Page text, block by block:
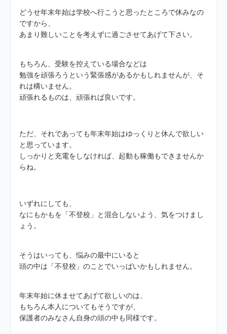
どうせ年末年始は学校へ行こうと思ったところで休みなの
ですから、
あまり難しいことを考えずに過ごさせてあげて下さい。
もちろん、受験を控えている場合などは
勉強を頑張ろうという緊張感があるかもしれませんが、そ
れは構いません。
頑張れるものは、頑張れば良いです。
ただ、それであっても年末年始はゆっくりと休んで欲しい
と思っています。
しっかりと充電をしなければ、起動も稼働もできませんか
らね。
いずれにしても、
なにもかもを「不登校」と混合しないよう、気をつけまし
ょう。
そうはいっても、悩みの最中にいると
頭の中は「不登校」のことでいっぱいかもしれません。
年末年始に休ませてあげて欲しいのは、
もちろん本人についてもそうですが、
保護者のみなさん自身の頭の中も同様です。